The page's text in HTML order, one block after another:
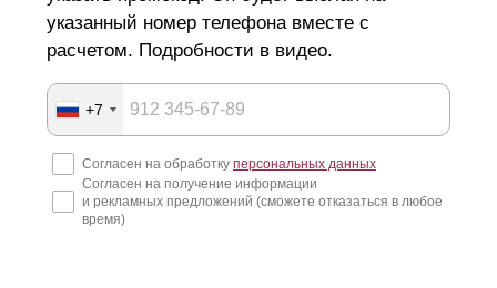
указанный номер телефона вместе с
расчетом. Подробности в видео.
+7
Согласен на обработку персональных данных
Согласен на получение информации
и рекламных предложений (сможете отказаться в любое
время)